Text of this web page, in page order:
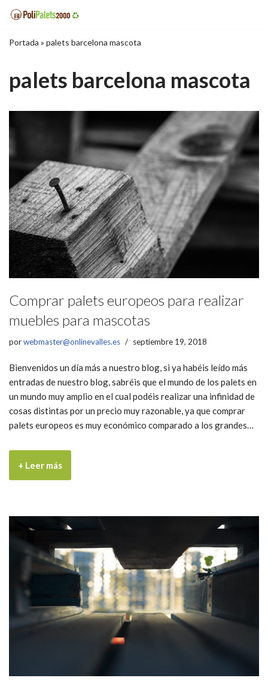
al
Portada » palets barcelona mascota
palets barcelona mascota
Comprar palets europeos para realizar
muebles para mascotas
porwebmaster@onlinevalles.es septiembre 19, 2018
Bienvenidos un día más a nuestro blog, si ya habéis leído más
entradas de nuestro blog, sabréis que el mundo de los palets en
un mundo muy amplio en el cual podéis realizar una infinidad de
cosas distintas por un precio muy razonable, ya que comprar
palets europeos es muy económico comparado a los grandes…
+ Leer más